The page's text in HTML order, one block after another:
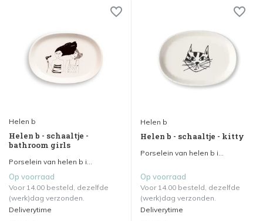
Helen b
Helen b - schaaltje -
bathroom girls
Porselein van helen b i...
Op voorraad
Voor 14.00 besteld, dezelfde
(werk)dag verzonden.
Deliverytime
Helen b
Helen b - schaaltje - kitty
Porselein van helen b i...
Op voorraad
Voor 14.00 besteld, dezelfde
(werk)dag verzonden.
Deliverytime